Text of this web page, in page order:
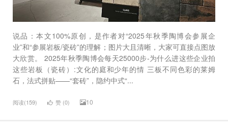
说品：本文100%原创，是作者对“2025年秋季陶博会参展企
业”和“参展岩板/瓷砖”的理解；图片大且清晰，大家可直接点图放
大欣赏。 2025年秋季陶博会每天25000步-为什么进这些企业拍
这些岩板（瓷砖）:文化的庭和少年的情 三板不同色彩的莱姆
石，法式拼贴——“套砖”，隐约中式“...
阅读(159) 赞 (0) 10